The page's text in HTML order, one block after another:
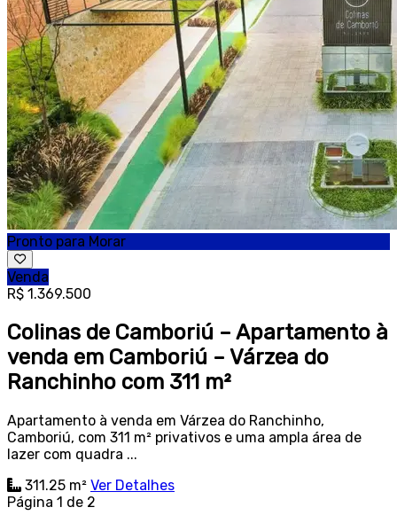
Pronto para Morar
Venda
R$ 1.369.500
Colinas de Camboriú – Apartamento à
venda em Camboriú – Várzea do
Ranchinho com 311 m²
Apartamento à venda em Várzea do Ranchinho,
Camboriú, com 311 m² privativos e uma ampla área de
lazer com quadra ...
311.25 m² Ver Detalhes
Página 1 de 2